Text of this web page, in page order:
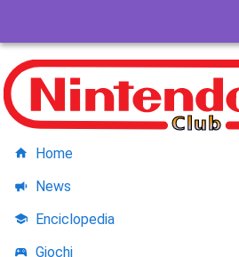
Home
News
Enciclopedia
Giochi